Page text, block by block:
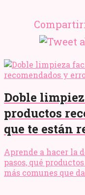
Compartir:
Doble
productos
que te están
Aprende a hacer la
pasos, qué
más comunes que